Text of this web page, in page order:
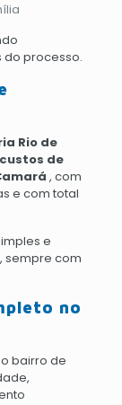
processo.
Rio de
de
, com
e com total
e
sempre com
no
bairro de